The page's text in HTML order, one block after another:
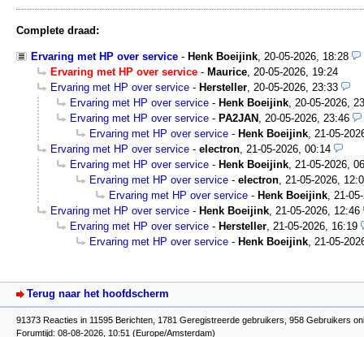
Complete draad:
Ervaring met HP over service - Henk Boeijink, 20-05-2026, 18:28
Ervaring met HP over service - Maurice, 20-05-2026, 19:24
Ervaring met HP over service - Hersteller, 20-05-2026, 23:33
Ervaring met HP over service - Henk Boeijink, 20-05-2026,
Ervaring met HP over service - PA2JAN , 20-05-2026, 23:46
Ervaring met HP over service - Henk Boeijink, 21-05-
Ervaring met HP over service - electron, 21-05-2026, 00:14
Ervaring met HP over service - Henk Boeijink, 21-05-2026,
Ervaring met HP over service - electron, 21-05-2026,
Ervaring met HP over service - Henk Boeijink, 21-
Ervaring met HP over service - Henk Boeijink, 21-05-2026, 12:46
Ervaring met HP over service - Hersteller, 21-05-2026, 16:19
Ervaring met HP over service - Henk Boeijink, 21-05-
Terug naar het hoofdscherm
91373 Reacties in 11595 Berichten, 1781 Geregistreerde gebruikers, 958 Gebruikers
Forumtijd: 08-08-2026, 10:51 (Europe/Amsterdam)